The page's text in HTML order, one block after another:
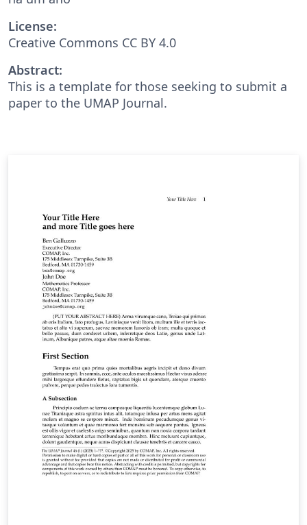
License:
Creative Commons CC BY 4.0
Abstract:
This is a template for those seeking to submit a
paper to the UMAP Journal.